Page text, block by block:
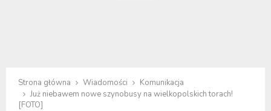
Strona główna Wiadomości
Komunikacja
Już niebawem nowe szynobusy na wielkopolskich torach!
[FOTO]